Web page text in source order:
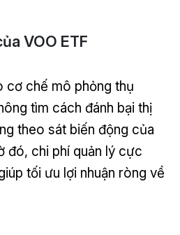
VOO ETF
cơ chế mô phỏng thụ
tìm cách đánh bại thị
theo sát biến động của
đó, chi phí quản lý cực
tối ưu lợi nhuận ròng về